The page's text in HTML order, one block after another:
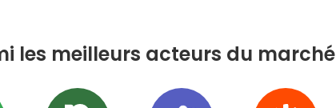
les meilleurs acteurs du marché